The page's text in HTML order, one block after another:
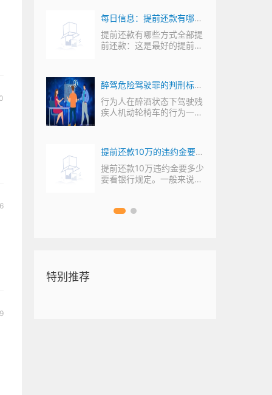
少
要
每日信息：提前还款有哪些
方式呢？网贷逾期会造成哪
些后果？
提前还款有哪些方式全部提
前还款：这是最好的提前还
醉驾危险驾驶罪的判刑标准
是怎么样的？机动车指的都
是什么？
行为人在醉酒状态下驾驶残
疾人机动轮椅车的行为一般
提前还款10万的违约金要多
少？网贷逾期了可不可以协
商还款？ 环球即时
提前还款10万违约金要多少
要看银行规定。一般来说不
特别推荐